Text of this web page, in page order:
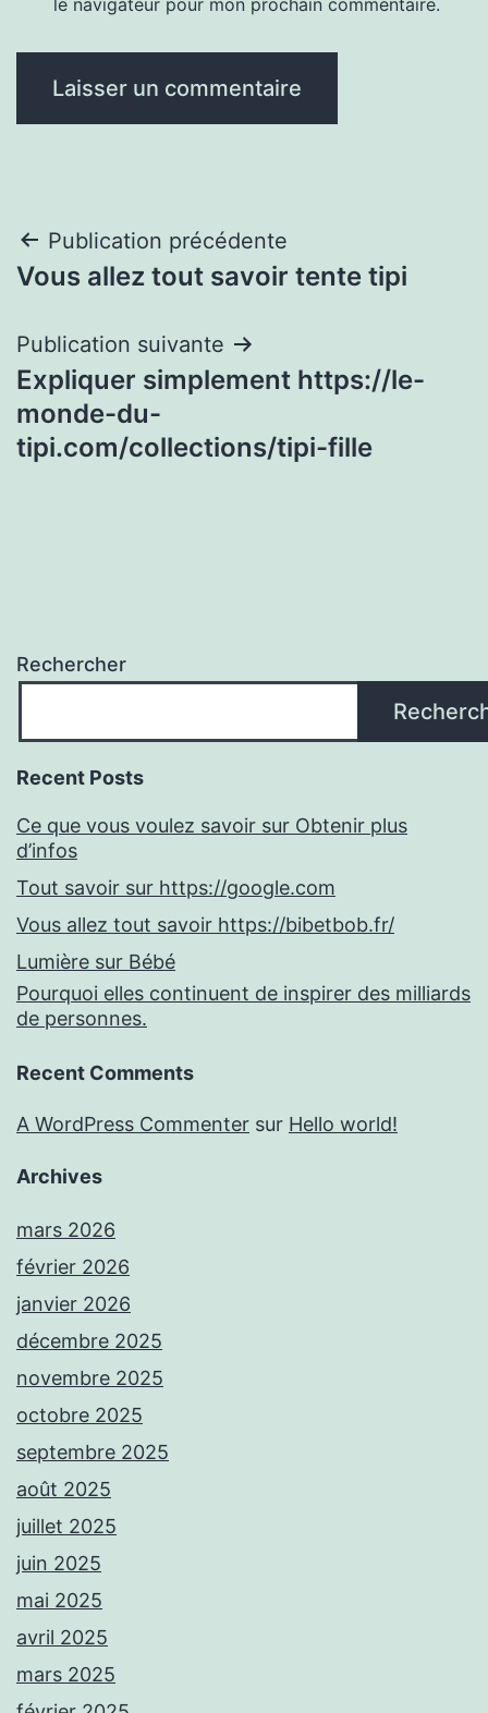
Navigation
de
l’article
Publication précédente
Vous allez tout savoir tente tipi
Publication suivante
Expliquer simplement https://le-
monde-du-
tipi.com/collections/tipi-fille
Rechercher
Recent Posts
Ce que vous voulez savoir sur Obtenir plus
d’infos
Tout savoir sur https://google.com
Vous allez tout savoir https://bibetbob.fr/
Lumière sur Bébé
Pourquoi elles continuent de inspirer des milliards
de personnes.
Recent Comments
A WordPress Commenter sur Hello world!
Archives
mars 2026
février 2026
janvier 2026
décembre 2025
novembre 2025
octobre 2025
septembre 2025
août 2025
juillet 2025
juin 2025
mai 2025
avril 2025
mars 2025